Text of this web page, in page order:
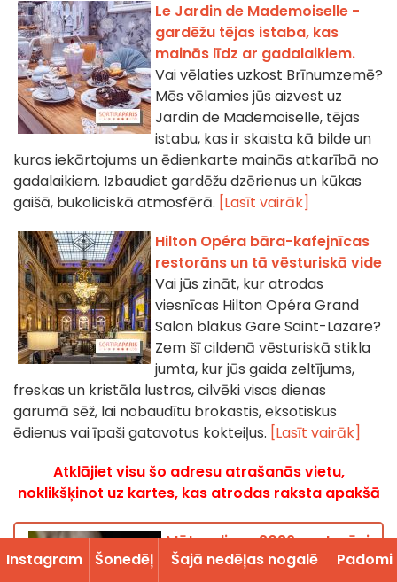
Le Jardin de Mademoiselle -
gardēžu tējas istaba, kas
mainās līdz ar gadalaikiem.
Vai vēlaties uzkost Brīnumzemē?
Mēs vēlamies jūs aizvest uz
Jardin de Mademoiselle, tējas
istabu, kas ir skaista kā bilde un
kuras iekārtojums un ēdienkarte mainās atkarībā no
gadalaikiem. Izbaudiet gardēžu dzērienus un kūkas
gaišā, bukoliciskā atmosfērā. [Lasīt vairāk]
Hilton Opéra bāra-kafejnīcas
restorāns un tā vēsturiskā vide
Vai jūs zināt, kur atrodas
viesnīcas Hilton Opéra Grand
Salon blakus Gare Saint-Lazare?
Zem šī cildenā vēsturiskā stikla
jumta, kur jūs gaida zeltījums,
freskas un kristāla lustras, cilvēki visas dienas
garumā sēž, lai nobaudītu brokastis, eksotiskus
ēdienus vai īpaši gatavotus kokteiļus. [Lasīt vairāk]
Atklājiet visu šo adresu atrašanās vietu,
noklikšķinot uz kartes, kas atrodas raksta apakšā
Mātes diena 2026: restorāni,
ko apmeklēt kopā ar
Instagram Šonedēļ Šajā nedēļas nogalē Padomi